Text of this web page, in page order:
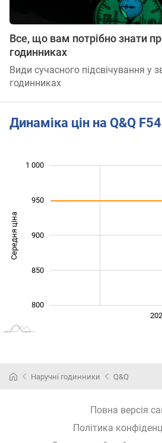
Все, що вам потрібно знати
годинниках
Види сучасного підсвічування у
годинниках
Динаміка цін на Q&Q
Середня ціна 1 000
800
850
900
950
1 000
Наручні годинники Q&Q
Повна версія
Політика